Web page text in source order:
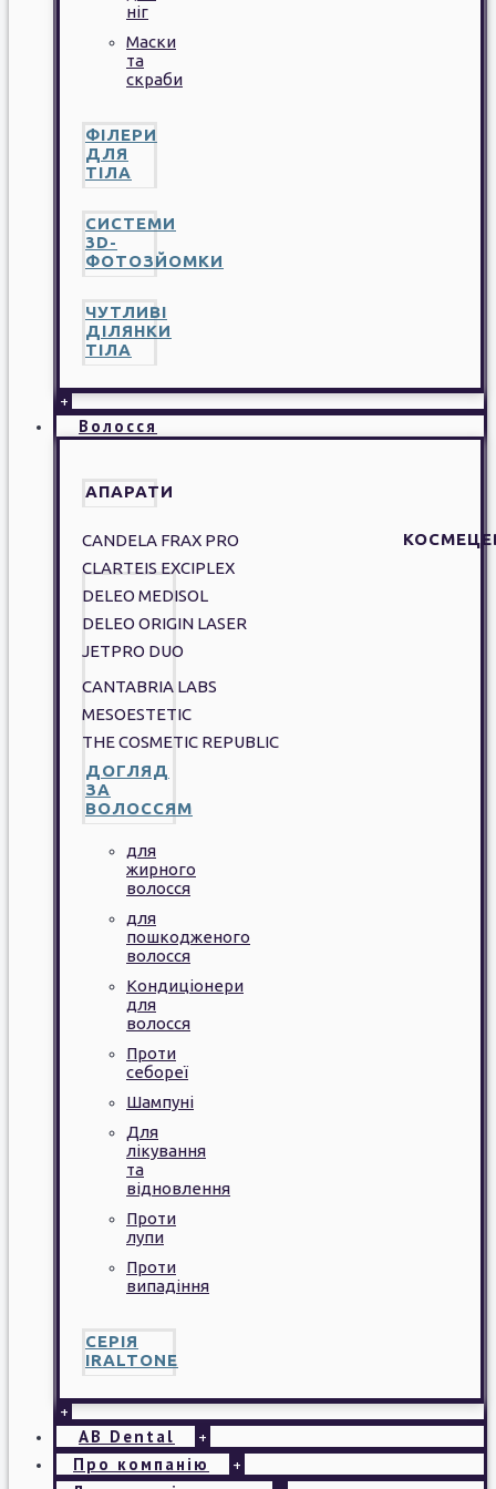
ніг
Маски
та
скраби
ФІЛЕРИ
ДЛЯ
ТІЛА
СИСТЕМИ
3D-
ФОТОЗЙОМКИ
ЧУТЛИВІ
ДІЛЯНКИ
ТІЛА
+
Волосся
АПАРАТИ
CANDELA FRAX PRO
CLARTEIS EXCIPLEX
DELEO MEDISOL
DELEO ORIGIN LASER
JETPRO DUO
CANTABRIA LABS
MESOESTETIC
THE COSMETIC REPUBLIC
ДОГЛЯД
ЗА
ВОЛОССЯМ
для
жирного
волосся
для
пошкодженого
волосся
Кондиціонери
для
волосся
Проти
себореї
Шампуні
Для
лікування
та
відновлення
Проти
лупи
Проти
випадіння
СЕРІЯ
IRALTONE
+
AB Dental +
Про компанію +